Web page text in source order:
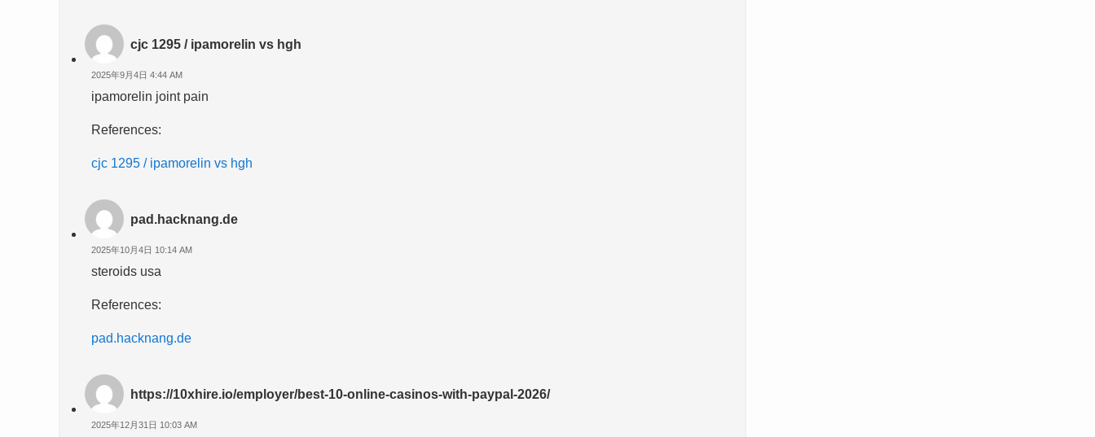
cjc 1295 / ipamorelin vs hgh
2025年9月4日 4:44 AM
ipamorelin joint pain
References:
cjc 1295 / ipamorelin vs hgh
pad.hacknang.de
2025年10月4日 10:14 AM
steroids usa
References:
pad.hacknang.de
https://10xhire.io/employer/best-10-online-casinos-with-paypal-2026/
2025年12月31日 10:03 AM